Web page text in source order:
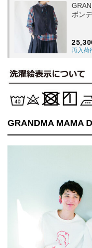
ボン
再入荷
GRANDMA MAMA